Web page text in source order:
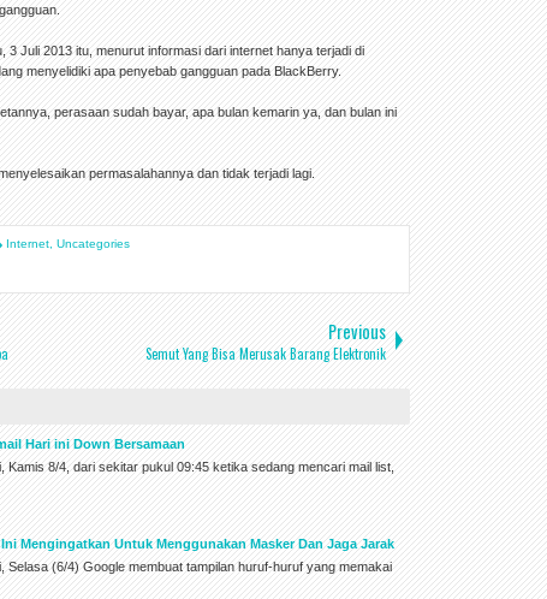
3 Juli 2013 itu, menurut informasi dari internet hanya terjadi di
menyelidiki apa penyebab gangguan pada BlackBerry.
perasaan sudah bayar, apa bulan kemarin ya, dan bulan ini
permasalahannya dan tidak terjadi lagi.
Internet Uncategories
Previous
Semut Yang Bisa Merusak Barang Elektronik
Hari ini Down Bersamaan
Kamis 8/4, dari sekitar pukul 09:45 ketika sedang mencari mail list,
Mengingatkan Untuk Menggunakan Masker Dan Jaga Jarak
Selasa (6/4) Google membuat tampilan huruf-huruf yang memakai